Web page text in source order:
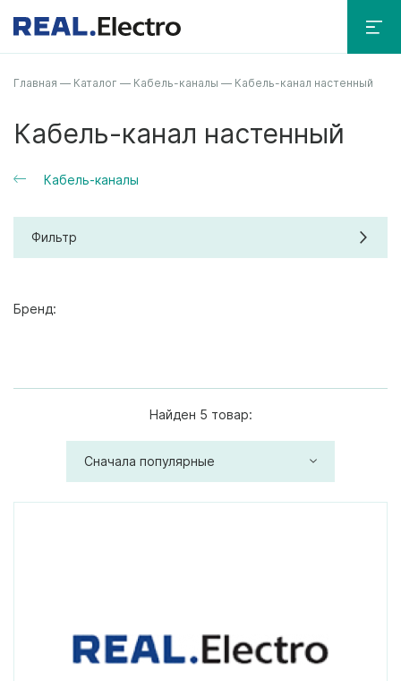
Главная — Каталог — Кабель-каналы — Кабель-канал настенный
Кабель-канал настенный
Кабель-каналы
Фильтр
Бренд:
Найден 5 товар:
Сначала популярные